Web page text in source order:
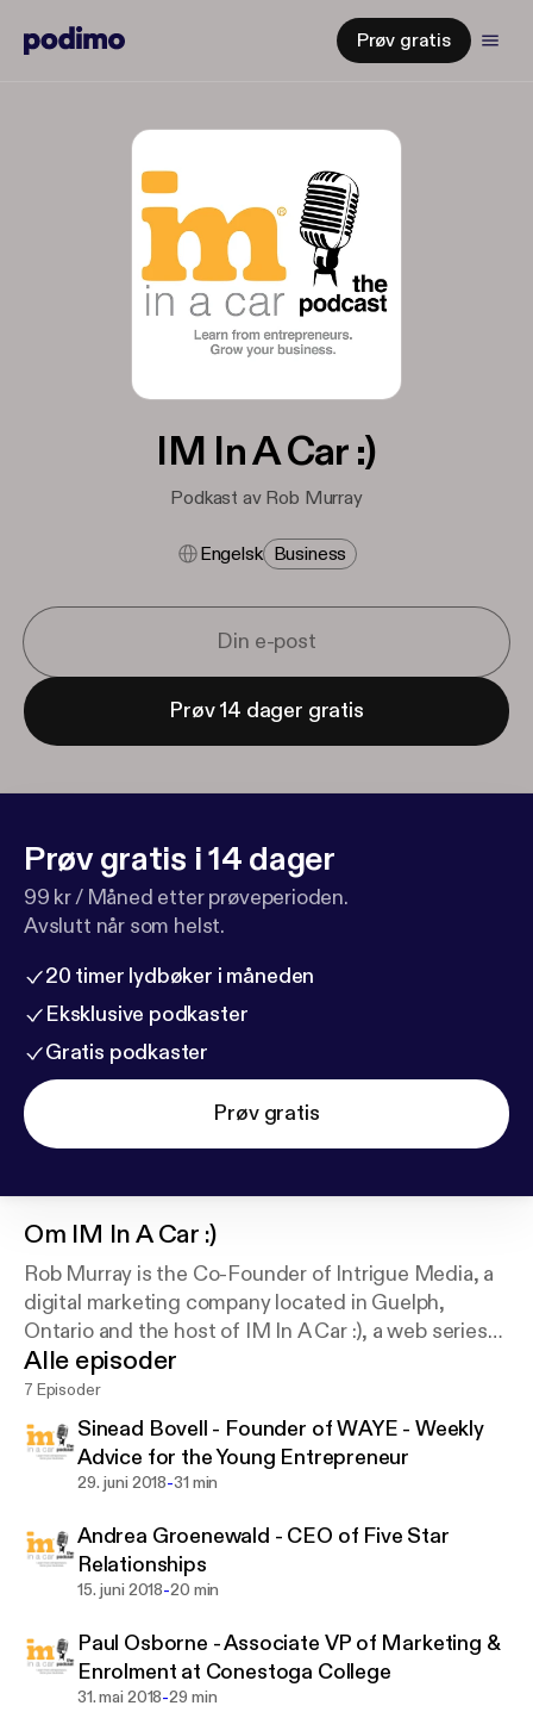
Prøv gratis
IM In A Car :)
Podkast av Rob Murray
Engelsk Business
Prøv 14 dager gratis
Prøv gratis i 14 dager
99 kr / Måned etter prøveperioden.
Avslutt når som helst.
20 timer lydbøker i måneden
Eksklusive podkaster
Gratis podkaster
Prøv gratis
Om IM In A Car :)
Rob Murray is the Co-Founder of Intrigue Media, a
digital marketing company located in Guelph,
Ontario and the host of IM In A Car :), a web series
interviewing local entrepreneurs, leaders, and
outstanding members of the community.
Alle episoder
7 Episoder
Sinead Bovell - Founder of WAYE - Weekly
Advice for the Young Entrepreneur
29. juni 2018-31 min
Andrea Groenewald - CEO of Five Star
Relationships
15. juni 2018-20 min
Paul Osborne - Associate VP of Marketing &
Enrolment at Conestoga College
31. mai 2018-29 min